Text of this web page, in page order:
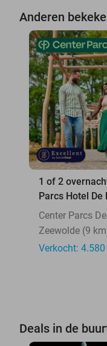
Anderen
1 of 2
Parcs Hotel De
Center Parcs
Zeewolde (9
Verkocht: 4.580
Deals in de